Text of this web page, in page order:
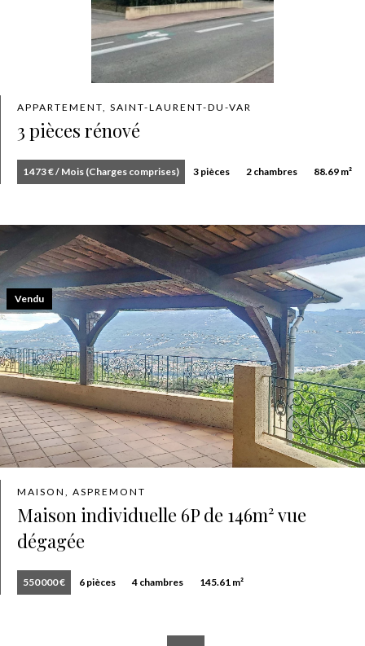
APPARTEMENT, SAINT-LAURENT-DU-VAR
3 pièces rénové
1 473 € / Mois (Charges comprises) 3 pièces 2 chambres 88.69 m²
MAISON, ASPREMONT
Maison individuelle 6P de 146m² vue
dégagée
550 000 € 6 pièces 4 chambres 145.61 m²
Vendu